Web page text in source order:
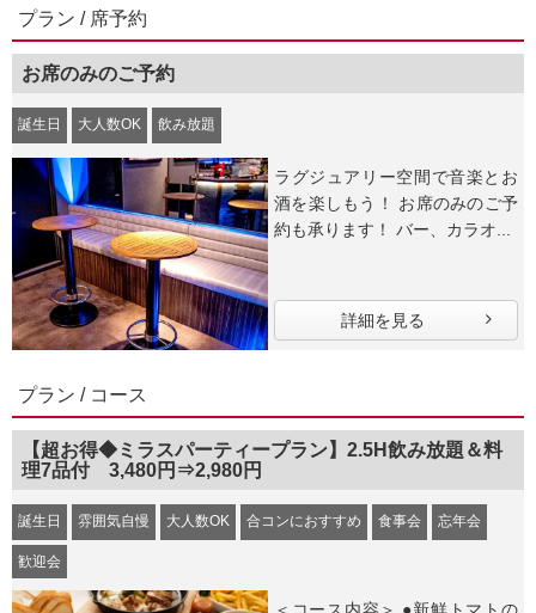
プラン / 席予約
お席のみのご予約
誕生日 大人数OK 飲み放題
ラグジュアリー空間で音楽とお
酒を楽しもう！ お席のみのご予
約も承ります！ バー、カラオ...
詳細を見る
プラン / コース
【超お得◆ミラスパーティープラン】2.5H飲み放題＆料
理7品付 3,480円⇒2,980円
誕生日 雰囲気自慢 大人数OK 合コンにおすすめ 食事会 忘年会
歓迎会
＜コース内容＞ ●新鮮トマトの